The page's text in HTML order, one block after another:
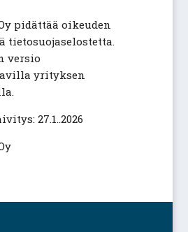
pidättää oikeuden
tietosuojaselostetta.
versio
yrityksen
27.1..2026